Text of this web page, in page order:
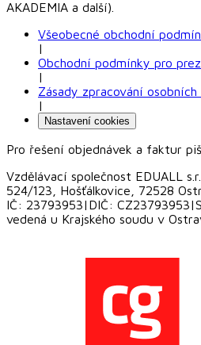
AKADEMIA a další).
Všeobecné obchodní
|
Obchodní podmínky pro
|
Zásady zpracování osobních
|
Nastavení cookies
Pro řešení objednávek a faktur
Vzdělávací společnost EDUALL
524/123, Hošťálkovice, 72528
IČ: 23793953| DIČ: CZ23793953|
vedená u Krajského soudu v